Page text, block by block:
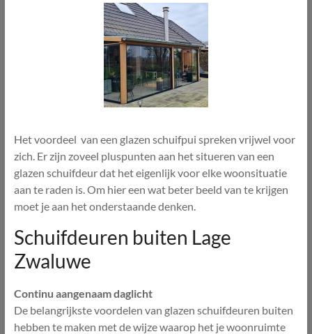
Het voordeel van een glazen schuifpui spreken vrijwel voor
zich. Er zijn zoveel pluspunten aan het situeren van een
glazen schuifdeur dat het eigenlijk voor elke woonsituatie
aan te raden is. Om hier een wat beter beeld van te krijgen
moet je aan het onderstaande denken.
Schuifdeuren buiten Lage
Zwaluwe
Continu aangenaam daglicht
De belangrijkste voordelen van glazen schuifdeuren buiten
hebben te maken met de wijze waarop het je woonruimte